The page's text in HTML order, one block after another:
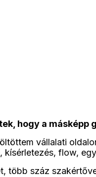
hogy a másképp
vállalati
flow,
több száz